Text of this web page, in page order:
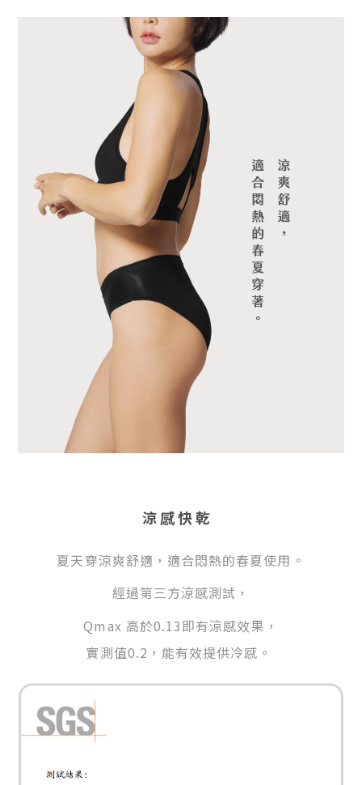
涼感快乾
夏天穿涼爽舒適，適合悶熱的春夏使用。
經過第三方涼感測試，
Qmax 高於0.13即有涼感效果，
實測值0.2，能有效提供冷感。